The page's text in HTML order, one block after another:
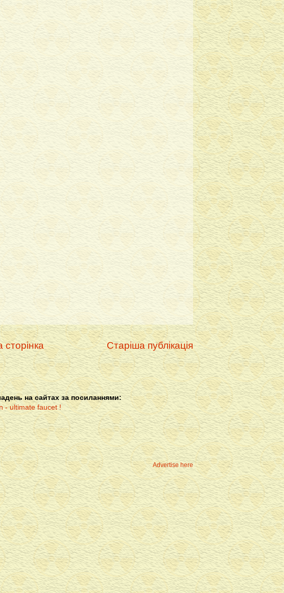
Старіша публікація
сторінка
на сайтах за посиланнями:
Advertise here